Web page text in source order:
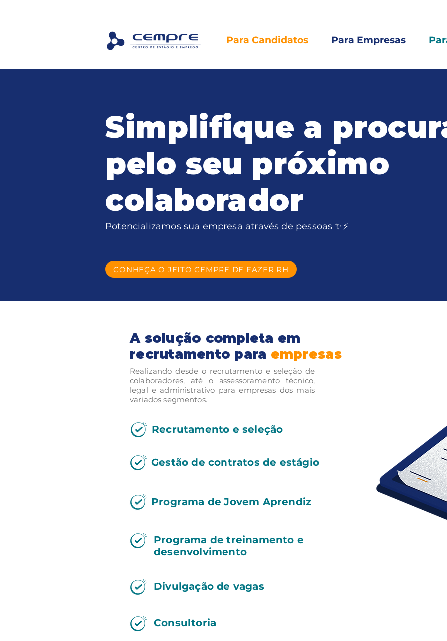
Para Candidatos Para Empresas
Simplifique a
pelo seu próximo
colaborador
Potencializamos sua empresa através de pessoas ✨⚡
CONHEÇA O JEITO CEMPRE DE FAZER RH
A solução completa em
recrutamento para empresas
Realizando desde o recrutamento e seleção de
colaboradores, até o assessoramento técnico,
legal e administrativo para empresas dos mais
variados segmentos.
Recrutamento e seleção
Gestão de contratos de estágio
Programa de Jovem Aprendiz
Programa de treinamento e
desenvolvimento
Divulgação de vagas
Consultoria